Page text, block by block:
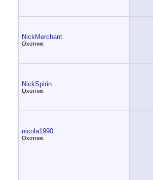
NickMerchant
Охотник
NickSpirin
Охотник
nicola1990
Охотник